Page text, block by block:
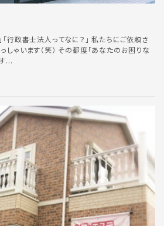
「行政書士法人ってなに？」 私たちにご依頼さ
しゃいます（笑） その都度「あなたのお困りな
...